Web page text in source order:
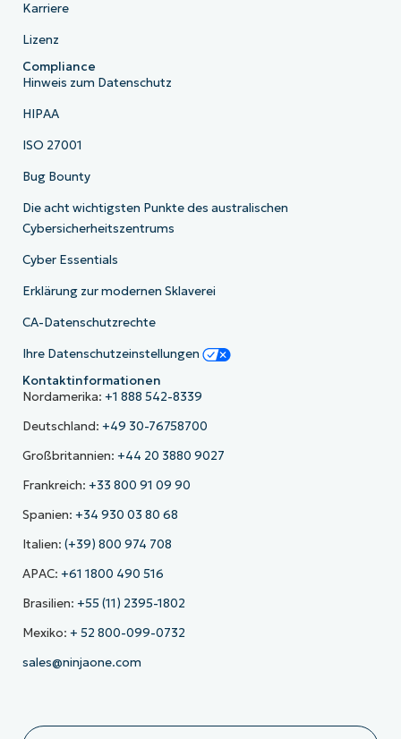
Karriere
Lizenz
Compliance
Hinweis zum Datenschutz
HIPAA
ISO 27001
Bug Bounty
Die acht wichtigsten Punkte des australischen
Cybersicherheitszentrums
Cyber Essentials
Erklärung zur modernen Sklaverei
CA-Datenschutzrechte
Ihre Datenschutzeinstellungen
Kontaktinformationen
Nordamerika: +1 888 542-8339
Deutschland: +49 30-76758700
Großbritannien: +44 20 3880 9027
Frankreich: +33 800 91 09 90
Spanien: +34 930 03 80 68
Italien: (+39) 800 974 708
APAC: +61 1800 490 516
Brasilien: +55 (11) 2395-1802
Mexiko: + 52 800-099-0732
sales@ninjaone.com